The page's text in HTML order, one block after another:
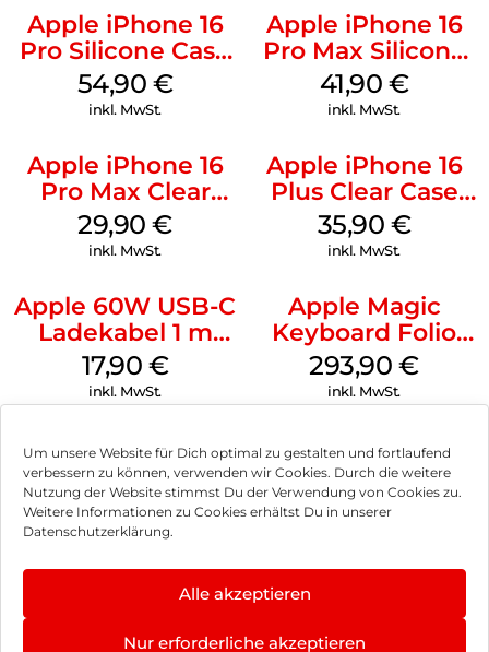
Um unsere Website für Dich optimal zu gestalten und fortlaufend
verbessern zu können, verwenden wir Cookies. Durch die weitere
Nutzung der Website stimmst Du der Verwendung von Cookies zu.
Weitere Informationen zu Cookies erhältst Du in unserer
Datenschutzerklärung.
Alle akzeptieren
Nur erforderliche akzeptieren
Apple iPhone 16
Pro Silicone Case
MagSafe Black
54,90 €
inkl. MwSt.
Apple iPhone 16
Pro Max Silicone
Case MagSafe
Ultramarine
41,90 €
inkl. MwSt.
Apple iPhone 16
Pro Max Clear
Case MagSafe
Transparent
29,90€
inkl. MwSt.
Apple iPhone 16
Plus Clear Case
MagSafe
Transparent
35,90 €
inkl. MwSt.
Apple 60W USB-C
Ladekabel 1 m
Weiß
17,90 €
inkl. MwSt.
Apple Magic
Keyboard Folio
iPad 10.9″ (10.Gen.)
Weiß
293,90€
inkl. MwSt.
Impressum